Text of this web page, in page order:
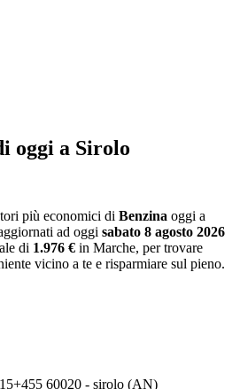
oggi a Sirolo
più economici di Benzina oggi a
ad oggi sabato 8 agosto 2026
di 1.976 € in Marche, per trovare
vicino a te e risparmiare sul pieno.
60020 - sirolo (AN)